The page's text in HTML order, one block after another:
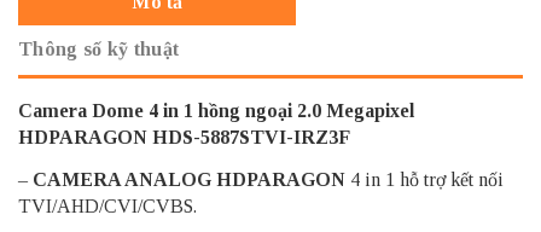
Thông số kỹ thuật
Camera Dome 4 in 1 hồng ngoại 2.0 Megapixel
HDPARAGON HDS-5887STVI-IRZ3F
– CAMERA ANALOG HDPARAGON 4 in 1 hỗ trợ kết nối
TVI/AHD/CVI/CVBS.